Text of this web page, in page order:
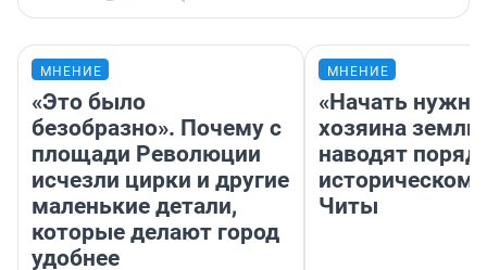
МНЕНИЕ
«Это было
безобразно». Почему с
площади Революции
исчезли цирки и другие
маленькие детали,
которые делают город
удобнее
МНЕНИЕ
«Начать нужно
хозяина
наводят
историческом
Читы